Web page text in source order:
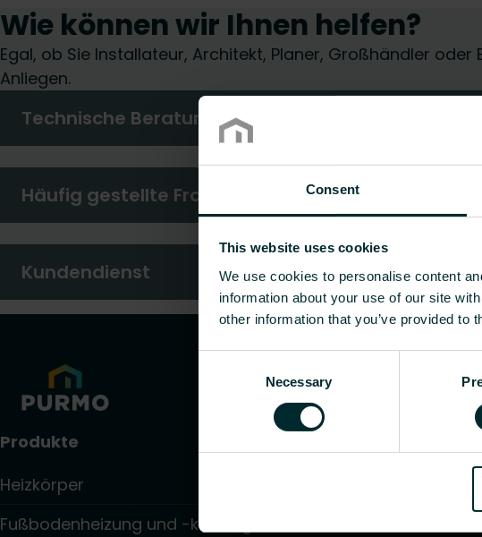
Consent
This website uses cookies
We use cookies to personalise content
information about your use of our site
other information that you’ve provided to
Necessary
Wie können wir Ihnen helfen?
Egal, ob Sie Installateur, Architekt, Planer, Großhändler
Anliegen.
Technische Beratung
Häufig gestellte Fragen
Kundendienst
Produkte
Heizkörper
Fußbodenheizung und -kühlung